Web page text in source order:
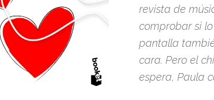
revista de
comprobar si
pantalla
cara. Pero el
espera, Paula